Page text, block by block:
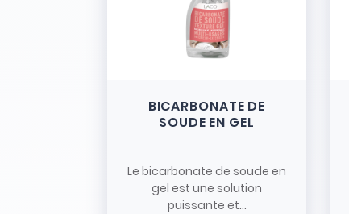
BICARBONATE DE
SOUDE EN GEL
Le bicarbonate de soude en
gel est une solution
puissante et...